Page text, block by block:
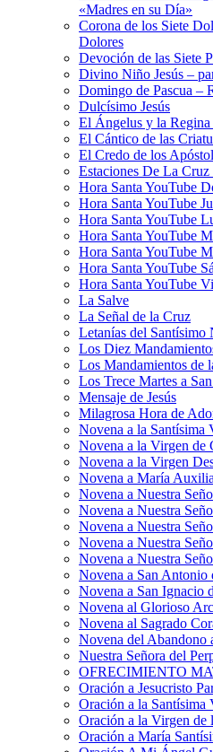
«Madres en su Día»
Corona de los Siete
Dolores
Devoción de las Siete
Divino Niño Jesús –
Domingo de Pascua –
Dulcísimo Jesús
El Ángelus y la
El Cántico de las
El Credo de los
Estaciones De La
Hora Santa YouTube
Hora Santa YouTube
Hora Santa YouTube
Hora Santa YouTube
Hora Santa YouTube
Hora Santa YouTube
Hora Santa YouTube
La Salve
La Señal de la Cruz
Letanías del Santísimo
Los Diez
Los Mandamientos de
Los Trece Martes a
Mensaje de Jesús
Milagrosa Hora de
Novena a la Santísima
Novena a la Virgen de
Novena a la Virgen
Novena a María
Novena a Nuestra
Novena a Nuestra
Novena a Nuestra
Novena a Nuestra
Novena a Nuestra
Novena a San Antonio
Novena a San Ignacio
Novena al Glorioso
Novena al Sagrado
Novena del Abandono
Nuestra Señora del
OFRECIMIENTO
Oración a Jesucristo
Oración a la Santísima
Oración a la Virgen de
Oración a María